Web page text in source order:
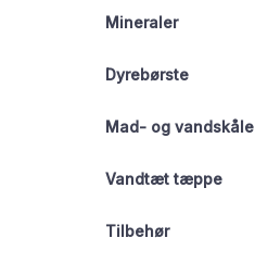
Mineraler
Dyrebørste
Mad- og vandskåle
Vandtæt tæppe
Tilbehør